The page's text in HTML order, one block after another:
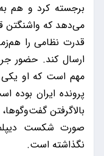
برجسته کرد و هم
می‌دهد که واشنگتن
قدرت نظامی را
ارسال کند. حضور
مهم است که او یکی
پرونده ایران
بالاگرفتن
صورت شکست
نگذاشته است.